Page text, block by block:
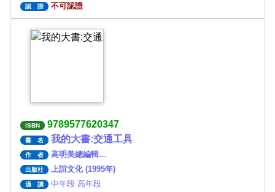
認 證 不可認證
ISBN 9789577620347
書 名 我的大書:交通工具
作 者 高明美總編輯…
出版社 上誼文化 (1995年)
適 讀 中年段 高年段